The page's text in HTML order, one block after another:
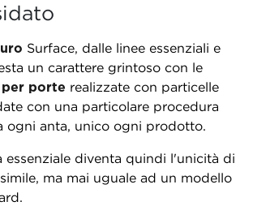
Surface, dalle linee essenziali e
un carattere grintoso con le
porte realizzate con particelle
con una particolare procedura
ogni anta, unico ogni prodotto.
essenziale diventa quindi l'unicità di
ma mai uguale ad un modello